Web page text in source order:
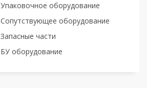
Упаковочное оборудование
Сопутствующее оборудование
Запасные части
БУ оборудование